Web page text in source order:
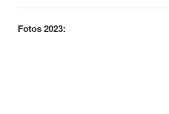
Fotos 2023: